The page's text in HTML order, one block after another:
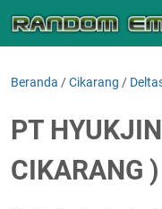
Beranda /Cikarang /
PT
CIKARANG )